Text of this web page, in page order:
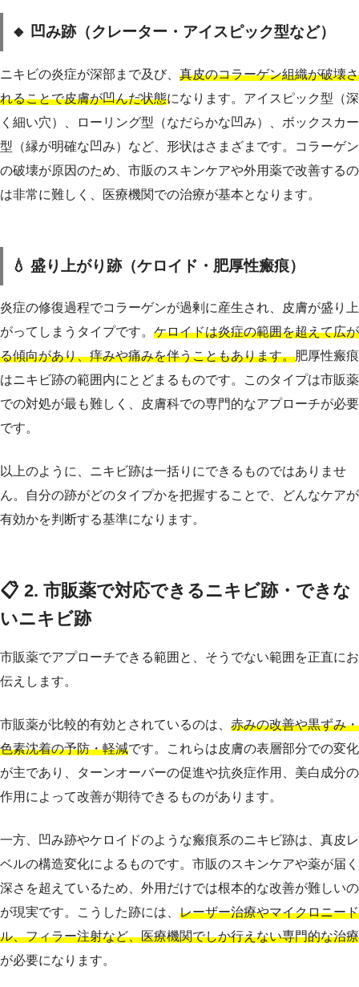
🔸 凹み跡（クレーター・アイスピック型など）
ニキビの炎症が深部まで及び、 真皮のコラーゲン組織が破壊さ
れることで皮膚が凹んだ状態になります。アイスピック型（深
く細い穴）、ローリング型（なだらかな凹み）、ボックスカー
型（縁が明確な凹み）など、形状はさまざまです。コラーゲン
の破壊が原因のため、市販のスキンケアや外用薬で改善するの
は非常に難しく、医療機関での治療が基本となります。
💧 盛り上がり跡（ケロイド・肥厚性瘢痕）
炎症の修復過程でコラーゲンが過剰に産生され、皮膚が盛り上
がってしまうタイプです。 ケロイドは炎症の範囲を超えて広が
る傾向があり、痒みや痛みを伴うこともあります。肥厚性瘢痕
はニキビ跡の範囲内にとどまるものです。このタイプは市販薬
での対処が最も難しく、皮膚科での専門的なアプローチが必要
です。
以上のように、ニキビ跡は一括りにできるものではありませ
ん。自分の跡がどのタイプかを把握することで、どんなケアが
有効かを判断する基準になります。
📋 2. 市販薬で対応できるニキビ跡・できな
いニキビ跡
市販薬でアプローチできる範囲と、そうでない範囲を正直にお
伝えします。
市販薬が比較的有効とされているのは、 赤みの改善や黒ずみ・
色素沈着の予防・軽減です。これらは皮膚の表層部分での変化
が主であり、ターンオーバーの促進や抗炎症作用、美白成分の
作用によって改善が期待できるものがあります。
一方、凹み跡やケロイドのような瘢痕系のニキビ跡は、真皮レ
ベルの構造変化によるものです。市販のスキンケアや薬が届く
深さを超えているため、外用だけでは根本的な改善が難しいの
が現実です。こうした跡には、 レーザー治療やマイクロニード
ル、フィラー注射など、医療機関でしか行えない専門的な治療
が必要になります。